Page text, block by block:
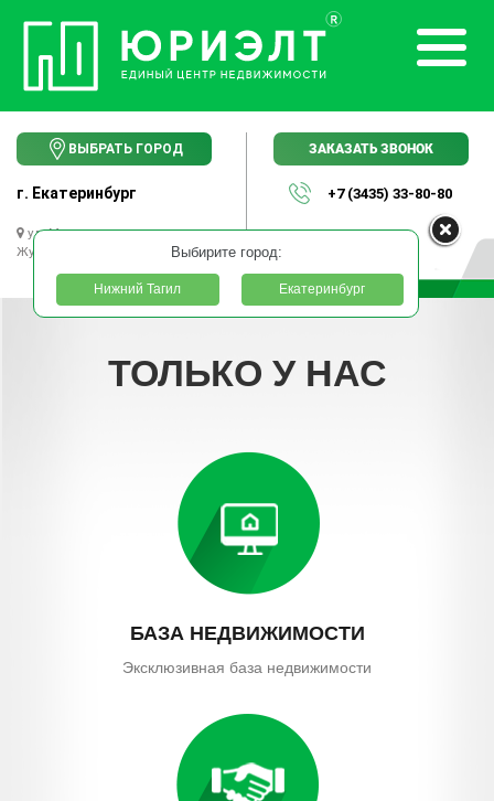
ВЫБРАТЬ ГОРОД
г. Екатеринбург
ул. Маршала
Жукова, 13 офис 13
ЗАКАЗАТЬ ЗВОНОК
+7 (3435) 33-80-80
ТОЛЬКО У НАС
БАЗА НЕДВИЖИМОСТИ
Эксклюзивная база недвижимости
Выбирите город:
Нижний Тагил Екатеринбург